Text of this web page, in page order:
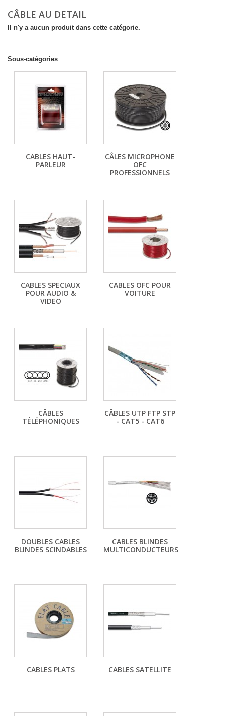
CÂBLE AU DETAIL
Il n'y a aucun produit dans cette catégorie.
Sous-catégories
CABLES HAUT-
PARLEUR
CÂLES MICROPHONE
OFC
PROFESSIONNELS
CABLES SPECIAUX
POUR AUDIO &
VIDEO
CABLES OFC POUR
VOITURE
CÂBLES
TÉLÉPHONIQUES
CÂBLES UTP FTP STP
- CAT5 - CAT6
DOUBLES CABLES
BLINDES SCINDABLES
CABLES BLINDES
MULTICONDUCTEURS
CABLES PLATS CABLES SATELLITE